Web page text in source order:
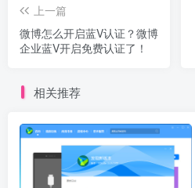
上一篇
微博怎么开启蓝V认证？微博
企业蓝V开启免费认证了！
相关推荐